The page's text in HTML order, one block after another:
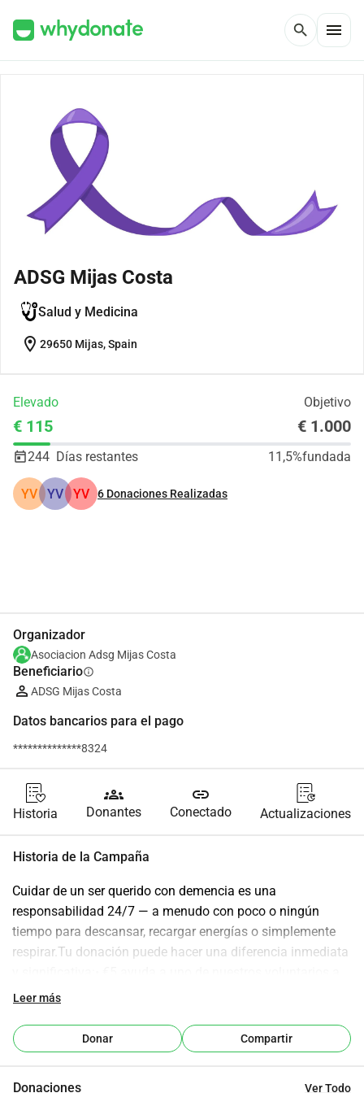
search menu
ADSG Mijas Costa
Salud y Medicina
location_on 29650 Mijas, Spain
Elevado Objetivo
€ 115 € 1.000
244 Días restantes 11,5%fundada
YV YV YV 6 Donaciones Realizadas
Organizador
Asociacion Adsg Mijas Costa
Beneficiarioinfo
ADSG Mijas Costa
Datos bancarios para el pago
**************8324
Historia
groups
Donantes
link
Conectado Actualizaciones
Historia de la Campaña
Cuidar de un ser querido con demencia es una
responsabilidad 24/7 — a menudo con poco o ningún
tiempo para descansar, recargar energías o simplemente
respirar.Tu donación puede hacer una diferencia inmediata
llevar a un cuidador a tomar un café — ofreciendo un
proporciona una hora de cuidado para alguien que vive con
demencia — dando a su cuidador a tiempo completo la
Leer más
Donar Compartir
Donaciones Ver Todo